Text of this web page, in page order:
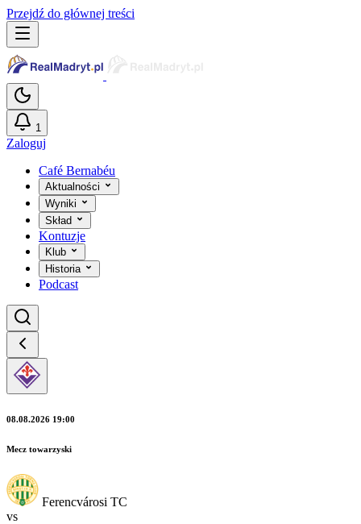
Przejdź do głównej treści
1
Zaloguj
Café Bernabéu
Aktualności
Wyniki
Skład
Kontuzje
Klub
Historia
Podcast
08.08.2026 19:00
Mecz towarzyski
Ferencvárosi TC
vs